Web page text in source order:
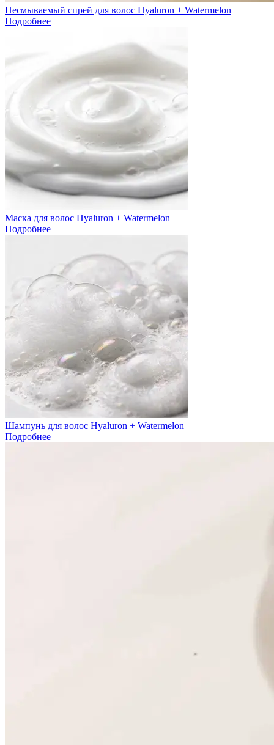
Несмываемый спрей для волос Hyaluron + Watermelon
Подробнее
Маска для волос Hyaluron + Watermelon
Подробнее
Шампунь для волос Hyaluron + Watermelon
Подробнее